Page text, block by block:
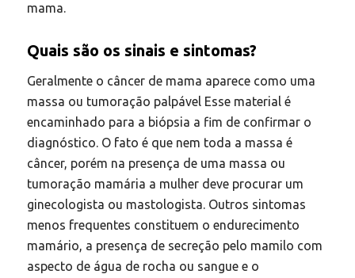
mama.
Quais são os sinais e sintomas?
Geralmente o câncer de mama aparece como uma
massa ou tumoração palpável Esse material é
encaminhado para a biópsia a fim de confirmar o
diagnóstico. O fato é que nem toda a massa é
câncer, porém na presença de uma massa ou
tumoração mamária a mulher deve procurar um
ginecologista ou mastologista. Outros sintomas
menos frequentes constituem o endurecimento
mamário, a presença de secreção pelo mamilo com
aspecto de água de rocha ou sangue e o